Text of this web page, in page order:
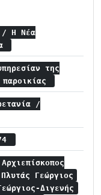
/ Η Νέα
της
/
Πλυτάς Γεώργιος
Διγενής